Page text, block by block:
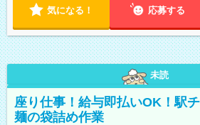
気になる！ 応募する
未読
座り仕事！給与即払いOK！駅
麺の袋詰め作業